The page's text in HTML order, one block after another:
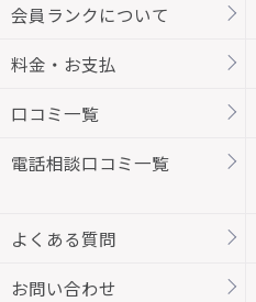
会員ランクについて
料金・お支払
口コミ一覧
電話相談口コミ一覧
よくある質問
お問い合わせ